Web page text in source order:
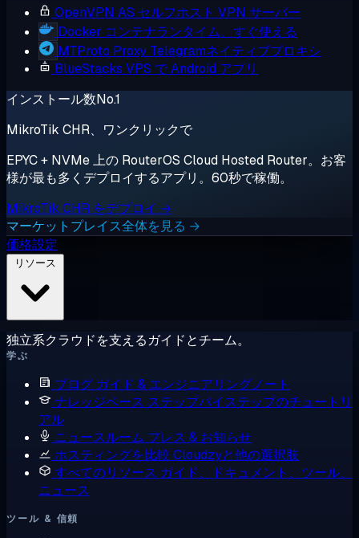
OpenVPN AS セルフホスト VPN サーバー
Docker コンテナランタイム、すぐ使える
MTProto Proxy Telegramネイティブプロキシ
BlueStacks VPS で Android アプリ
インストール数No.1
MikroTik CHR、ワンクリックで
EPYC + NVMe 上の RouterOS Cloud Hosted Router。お客
様が最も多くデプロイするアプリ。60秒で稼働。
MikroTik CHR をデプロイ →
マーケットプレイス全体を見る →
価格設定
独立系クラウドを支えるガイドとチーム。
学ぶ
ブログ ガイド & エンジニアリングノート
ナレッジベース ステップバイステップのチュートリ
アル
ニュースルーム プレス & お知らせ
ホスティングを比較 Cloudzyと他の選択肢
すべてのリソース ガイド、ドキュメント、ツール、
ニュース
ツール & 信頼